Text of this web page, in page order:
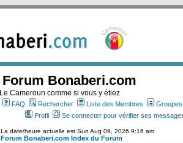
Forum Bonaberi.com
Le Cameroun comme si vous y étiez
FAQ Rechercher Liste des Membres
Profil
Se connecter pour vérifier ses
La date/heure actuelle est Sun Aug 09, 2026 9:16 am
Forum Bonaberi.com Index du Forum